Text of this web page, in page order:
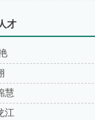
才
慧
江